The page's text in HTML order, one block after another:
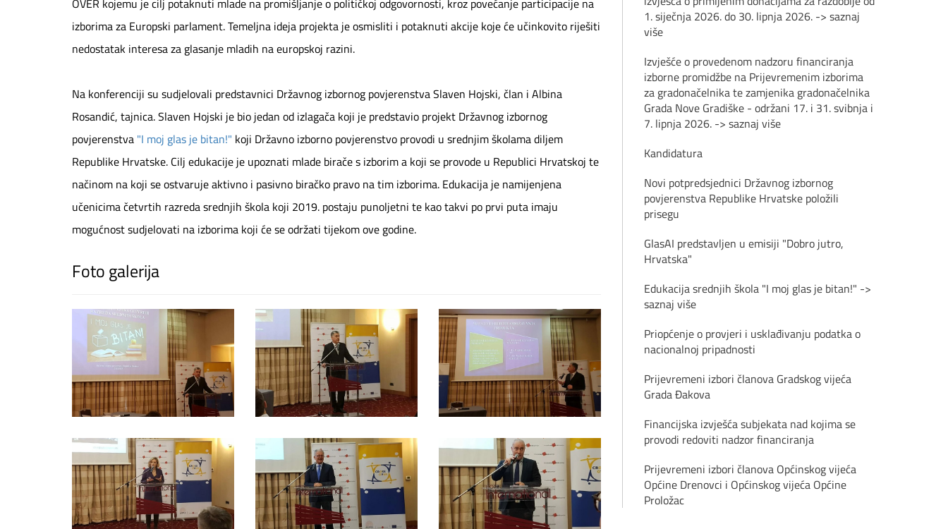
OVER kojemu je cilj potaknuti mlade na promišljanje o političkoj odgovornosti, kroz povećanje participacije na
izborima za Europski parlament. Temeljna ideja projekta je osmisliti i potaknuti akcije koje će učinkovito riješiti
nedostatak interesa za glasanje mladih na europskoj razini.
Na konferenciji su sudjelovali predstavnici Državnog izbornog povjerenstva Slaven Hojski, član i Albina
Rosandić, tajnica. Slaven Hojski je bio jedan od izlagača koji je predstavio projekt Državnog izbornog
povjerenstva "I moj glas je bitan!" koji Državno izborno povjerenstvo provodi u srednjim školama diljem
Republike Hrvatske. Cilj edukacije je upoznati mlade birače s izborim a koji se provode u Republici Hrvatskoj te
načinom na koji se ostvaruje aktivno i pasivno biračko pravo na tim izborima. Edukacija je namijenjena
učenicima četvrtih razreda srednjih škola koji 2019. postaju punoljetni te kao takvi po prvi puta imaju
mogućnost sudjelovati na izborima koji će se održati tijekom ove godine.
Foto galerija
1. siječnja 2026. do 30. lipnja 2026. -> saznaj
više
Izvješće o provedenom nadzoru financiranja
izborne promidžbe na Prijevremenim izborima
za gradonačelnika te zamjenika gradonačelnika
Grada Nove Gradiške - održani 17. i 31. svibnja i
7. lipnja 2026. -> saznaj više
Kandidatura
Novi potpredsjednici Državnog izbornog
povjerenstva Republike Hrvatske položili
prisegu
GlasAI predstavljen u emisiji "Dobro jutro,
Hrvatska"
Edukacija srednjih škola "I moj glas je bitan!" ->
saznaj više
Priopćenje o provjeri i usklađivanju podatka o
nacionalnoj pripadnosti
Prijevremeni izbori članova Gradskog vijeća
Grada Đakova
Financijska izvješća subjekata nad kojima se
provodi redoviti nadzor financiranja
Prijevremeni izbori članova Općinskog vijeća
Općine Drenovci i Općinskog vijeća Općine
Proložac